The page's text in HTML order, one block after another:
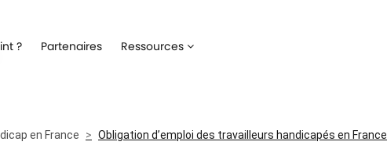
? Partenaires Ressources
en France Obligation d’emploi des travailleurs handicapés en France
la gestion de votre processus de
collaborateur